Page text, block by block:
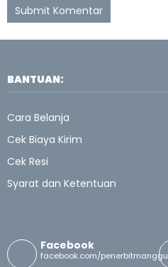
BANTUAN:
Cara Belanja
Cek Biaya Kirim
Cek Resi
Syarat dan Ketentuan
Facebook
facebook.com/penerbitmanggu